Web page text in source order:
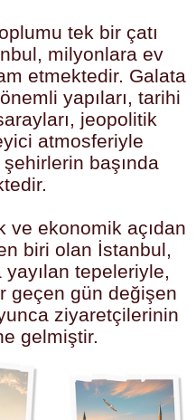
tek bir çatı
milyonlara ev
etmektedir. Galata
yapıları, tarihi
jeopolitik
atmosferiyle
başında
ve ekonomik açıdan
biri olan İstanbul,
yayılan tepeleriyle,
geçen gün değişen
ziyaretçilerinin
gelmiştir.